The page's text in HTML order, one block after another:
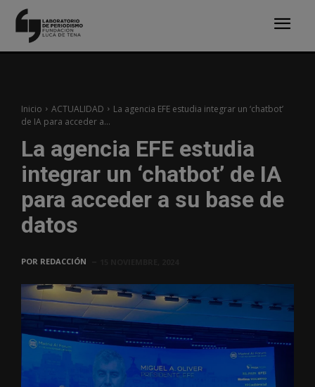
Inicio ACTUALIDAD
La agencia EFE estudia integrar un ‘chatbot’
de IA para acceder a...
La agencia EFE estudia
integrar un ‘chatbot’ de IA
para acceder a su base de
datos
POR REDACCIÓN